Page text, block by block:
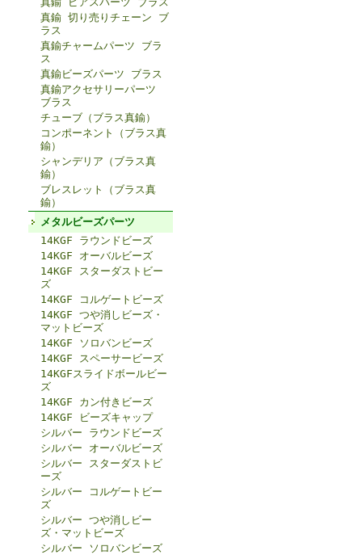
真鍮 切り売りチェーン ブ
ラス
真鍮チャームパーツ ブラ
ス
真鍮ビーズパーツ ブラス
真鍮アクセサリーパーツ
ブラス
チューブ（ブラス真鍮）
コンポーネント（ブラス真
鍮）
シャンデリア（ブラス真
鍮）
ブレスレット（ブラス真
鍮）
メタルビーズパーツ
14KGF ラウンドビーズ
14KGF オーバルビーズ
14KGF スターダストビー
ズ
14KGF コルゲートビーズ
14KGF つや消しビーズ・
マットビーズ
14KGF ソロバンビーズ
14KGF スペーサービーズ
14KGFスライドボールビー
ズ
14KGF カン付きビーズ
14KGF ビーズキャップ
シルバー ラウンドビーズ
シルバー オーバルビーズ
シルバー スターダストビ
ーズ
シルバー コルゲートビー
ズ
シルバー つや消しビー
ズ・マットビーズ
シルバー ソロバンビーズ